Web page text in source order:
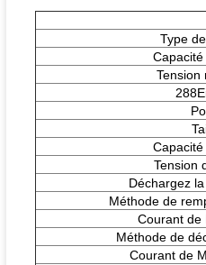
Type
Tension
Tension
Déchargez
Méthode de
Courant de
Méthode de
Courant de